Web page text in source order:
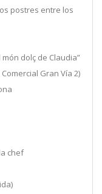
postres entre los
dolç de Claudia”
Gran Vía 2)
chef